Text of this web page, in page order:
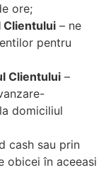
ore;
Clientului – ne
pentru
Clientului –
domiciliul
cash sau prin
obicei în aceeasi